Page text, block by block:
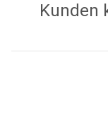
Kunden